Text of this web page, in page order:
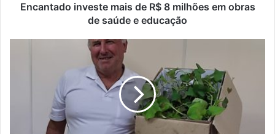
Encantado investe mais de R$ 8 milhões em obras
de saúde e educação